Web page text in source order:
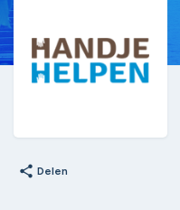
share Delen